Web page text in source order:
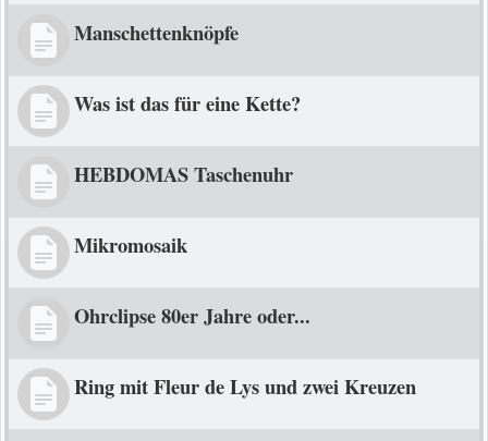
Manschettenknöpfe
Was ist das für eine Kette?
HEBDOMAS Taschenuhr
Mikromosaik
Ohrclipse 80er Jahre oder...
Ring mit Fleur de Lys und zwei Kreuzen